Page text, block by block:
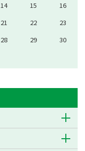
14 15
16
21 22
23
28 29
30